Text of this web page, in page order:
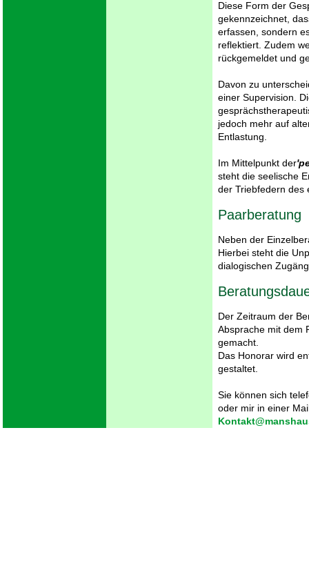
Diese Form der
gekennzeichnet,
erfassen, sondern
reflektiert. Zudem
rückgemeldet und
Davon zu
einer Supervision.
jedoch mehr auf
Entlastung.
Im Mittelpunkt der
steht die seelische
der Triebfedern des
Paarberatung
Neben der
Hierbei steht die
dialogischen
Der Zeitraum der
Absprache mit dem
gemacht.
Das Honorar wird
gestaltet.
Sie können sich
oder mir in einer